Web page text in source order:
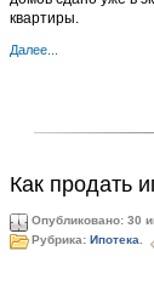
квартиры.
Далее...
Как продать
Опубликовано: 30
Рубрика: Ипотека